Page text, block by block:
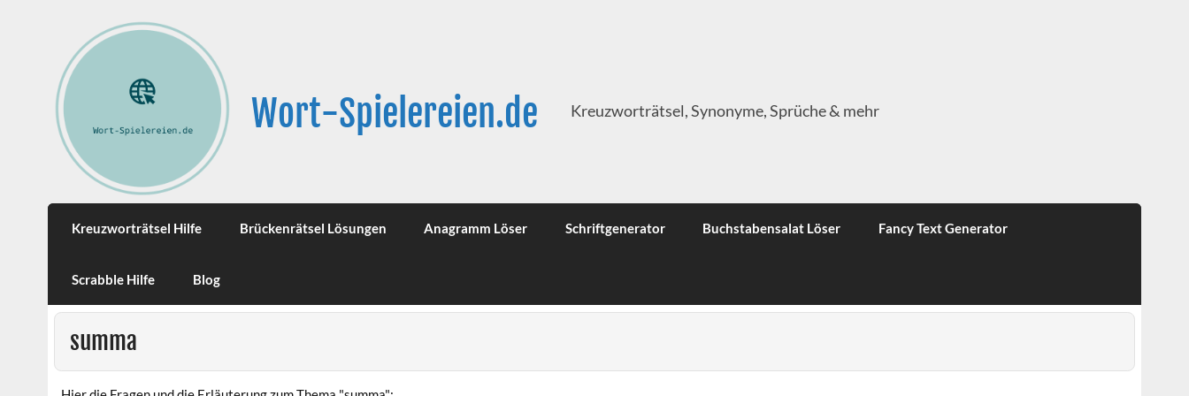
Wort-Spielereien.de Kreuzworträtsel, Synonyme, Sprüche & mehr
Kreuzworträtsel Hilfe Brückenrätsel Lösungen Anagramm Löser Schriftgenerator Buchstabensalat Löser Fancy Text Generator
Scrabble Hilfe Blog
summa